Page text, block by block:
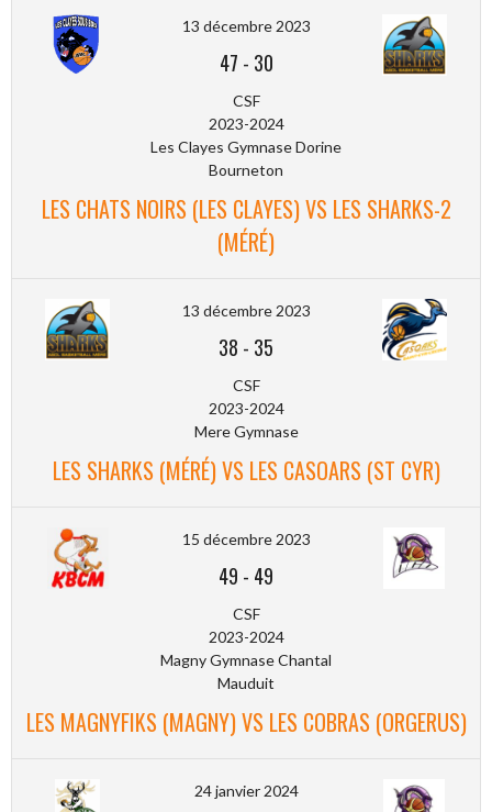
13 décembre 2023
47 - 30
CSF
2023-2024
Les Clayes Gymnase Dorine
Bourneton
LES CHATS NOIRS (LES CLAYES) VS LES SHARKS-2
(MÉRÉ)
13 décembre 2023
38 - 35
CSF
2023-2024
Mere Gymnase
LES SHARKS (MÉRÉ) VS LES CASOARS (ST CYR)
15 décembre 2023
49 - 49
CSF
2023-2024
Magny Gymnase Chantal
Mauduit
LES MAGNYFIKS (MAGNY) VS LES COBRAS (ORGERUS)
24 janvier 2024